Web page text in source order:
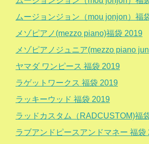
ムージョンジョン（mou jonjon）福
メゾピアノ(mezzo piano)福袋 2019
メゾピアノジュニア(mezzo piano
ヤマダ ワンピース 福袋 2019
ラゲットワークス 福袋 2019
ラッキーウッド 福袋 2019
ラッドカスタム（RADCUSTOM)福
ラブアンドピースアンドマネー 福袋